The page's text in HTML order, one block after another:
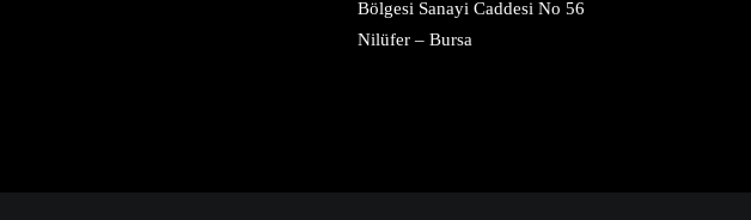
Bölgesi Sanayi Caddesi No 56
Nilüfer – Bursa